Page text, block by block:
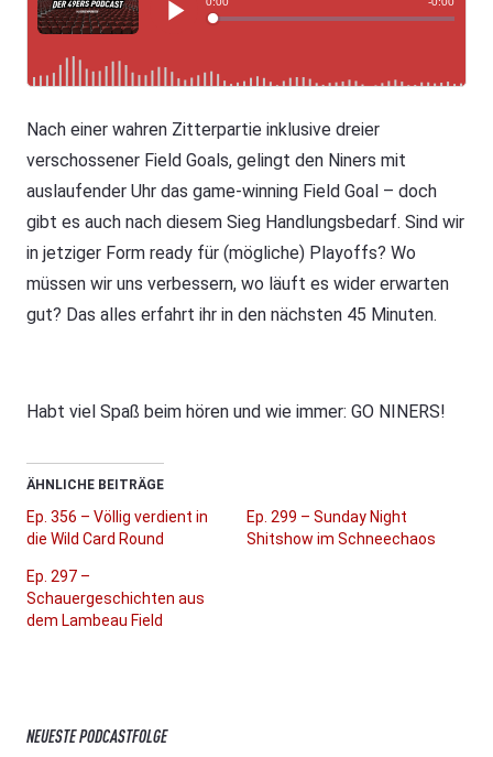
Nach einer wahren Zitterpartie inklusive dreier
verschossener Field Goals, gelingt den Niners mit
auslaufender Uhr das game-winning Field Goal – doch
gibt es auch nach diesem Sieg Handlungsbedarf. Sind wir
in jetziger Form ready für (mögliche) Playoffs? Wo
müssen wir uns verbessern, wo läuft es wider erwarten
gut? Das alles erfahrt ihr in den nächsten 45 Minuten.
Habt viel Spaß beim hören und wie immer: GO NINERS!
ÄHNLICHE BEITRÄGE
Ep. 356 – Völlig verdient in
die Wild Card Round
Ep. 299 – Sunday Night
Shitshow im Schneechaos
Ep. 297 –
Schauergeschichten aus
dem Lambeau Field
NEUESTE PODCASTFOLGE